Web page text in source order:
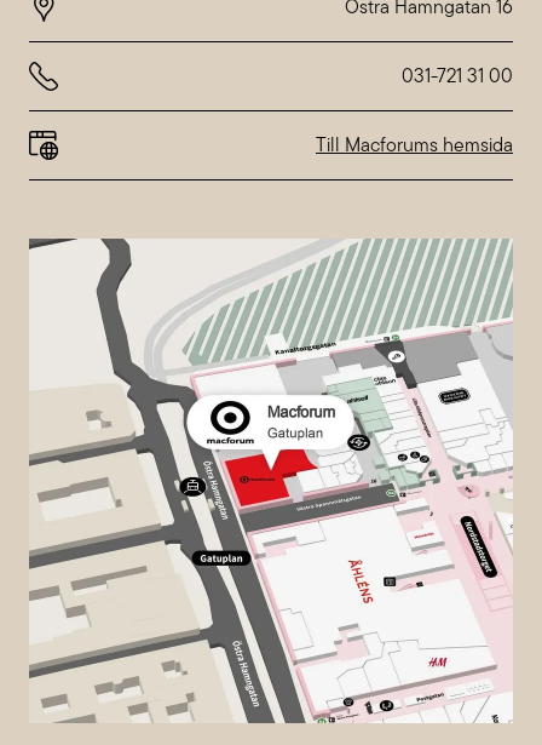
Abweichende Öffnungszeiten beiNordstan
031-721 31 00
Till Macforums hemsida